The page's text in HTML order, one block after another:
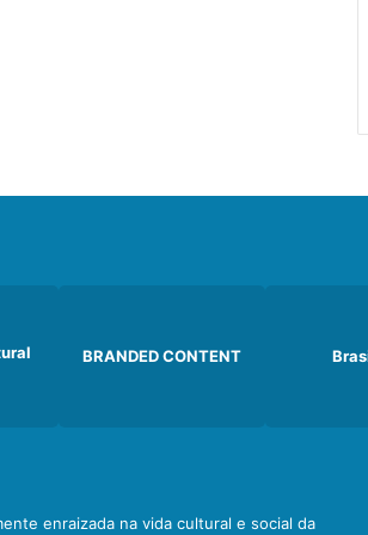
BRANDED CONTENT
enraizada na vida cultural e social da